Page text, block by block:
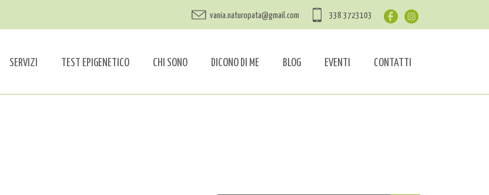
vania.naturopata@gmail.com 338 3723103
SERVIZI TEST EPIGENETICO CHI SONO DICONO DI ME BLOG EVENTI CONTATTI